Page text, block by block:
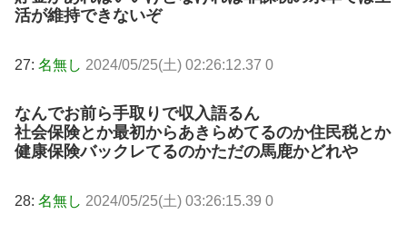
活が維持できないぞ
27: 名無し 2024/05/25(土) 02:26:12.37 0
なんでお前ら手取りで収入語るん
社会保険とか最初からあきらめてるのか住民税とか
健康保険バックレてるのかただの馬鹿かどれや
28: 名無し 2024/05/25(土) 03:26:15.39 0